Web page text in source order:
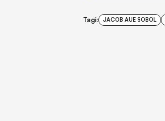
Tagi: JACOB AUE SOBOL